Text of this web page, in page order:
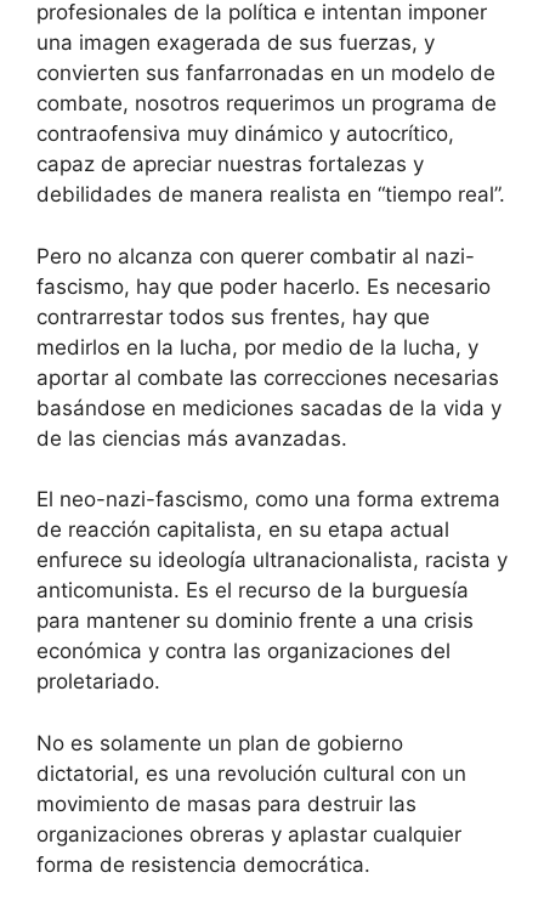
profesionales de la política e intentan imponer
una imagen exagerada de sus fuerzas, y
convierten sus fanfarronadas en un modelo de
combate, nosotros requerimos un programa de
contraofensiva muy dinámico y autocrítico,
capaz de apreciar nuestras fortalezas y
debilidades de manera realista en “tiempo real”.
Pero no alcanza con querer combatir al nazi-
fascismo, hay que poder hacerlo. Es necesario
contrarrestar todos sus frentes, hay que
medirlos en la lucha, por medio de la lucha, y
aportar al combate las correcciones necesarias
basándose en mediciones sacadas de la vida y
de las ciencias más avanzadas.
El neo-nazi-fascismo, como una forma extrema
de reacción capitalista, en su etapa actual
enfurece su ideología ultranacionalista, racista y
anticomunista. Es el recurso de la burguesía
para mantener su dominio frente a una crisis
económica y contra las organizaciones del
proletariado.
No es solamente un plan de gobierno
dictatorial, es una revolución cultural con un
movimiento de masas para destruir las
organizaciones obreras y aplastar cualquier
forma de resistencia democrática.